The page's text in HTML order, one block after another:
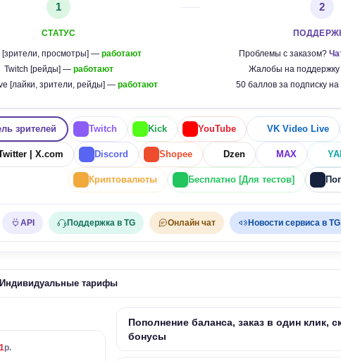
1
СТАТУС
[зрители, просмотры] — работают
Twitch [рейды] — работают
[лайки, зрители, рейды] — работают
2
Проблемы с заказом?
Жалобы на
50 баллов за подписку
зрителей Twitch Kick YouTube VK Video Live
| X.com Discord Shopee Dzen MAX
Криптовалюты Бесплатно [Для тестов]
API Поддержка в TG Онлайн чат Новости сервиса в TG
Индивидуальные тарифы
р.
Пополнение баланса, заказ в один клик,
бонусы